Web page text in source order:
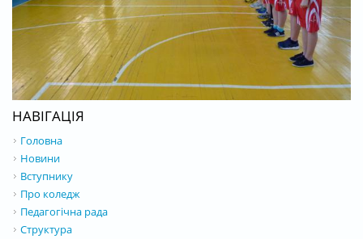
НАВІГАЦІЯ
Головна
Новини
Вступнику
Про коледж
Педагогічна рада
Структура